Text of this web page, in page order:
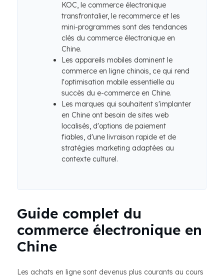
KOC, le commerce électronique
transfrontalier, le recommerce et les
mini-programmes sont des tendances
clés du commerce électronique en
Chine.
Les appareils mobiles dominent le
commerce en ligne chinois, ce qui rend
l'optimisation mobile essentielle au
succès du e-commerce en Chine.
Les marques qui souhaitent s'implanter
en Chine ont besoin de sites web
localisés, d'options de paiement
fiables, d'une livraison rapide et de
stratégies marketing adaptées au
contexte culturel.
Guide complet du
commerce électronique en
Chine
Les achats en ligne sont devenus plus courants au cours